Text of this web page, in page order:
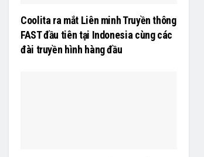
Coolita ra mắt Liên minh Truyền thông
FAST đầu tiên tại Indonesia cùng các
đài truyền hình hàng đầu